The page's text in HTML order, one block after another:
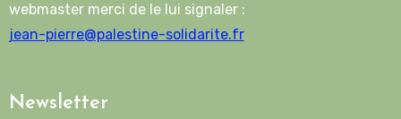
webmaster merci de le lui signaler :
jean-pierre@palestine-solidarite.fr
Newsletter